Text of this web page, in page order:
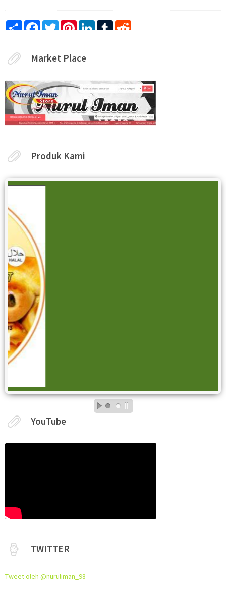
Share FacebookTwitterPinterestLinkedInTumblr
Market Place
Produk Kami
YouTube
TWITTER
Tweet oleh @nuruliman_98